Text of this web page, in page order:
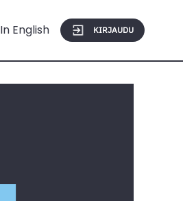
In English KIRJAUDU